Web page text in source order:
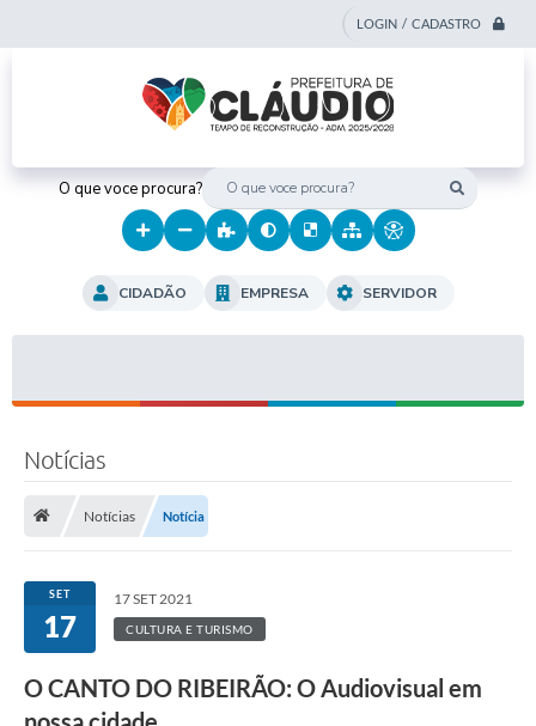
LOGIN / CADASTRO
O que voce procura?
CIDADÃO EMPRESA SERVIDOR
Notícias
Notícias Notícia
SET
17
17 SET 2021
CULTURA E TURISMO
O CANTO DO RIBEIRÃO: O Audiovisual em